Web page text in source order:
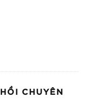
CHUYÊN